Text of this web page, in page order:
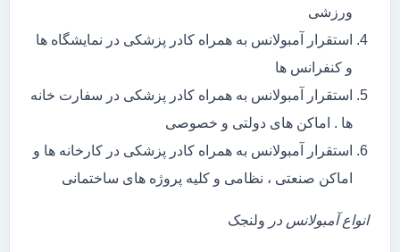
ورزشی
استقرار آمبولانس به همراه کادر پزشکی در نمایشگاه ها
و کنفرانس ها
استقرار آمبولانس به همراه کادر پزشکی در سفارت خانه
ها . اماکن های دولتی و خصوصی
استقرار آمبولانس به همراه کادر پزشکی در کارخانه ها و
اماکن صنعتی ، نظامی و کلیه پروژه های ساختمانی
انواع آمبولانس در ولنجک